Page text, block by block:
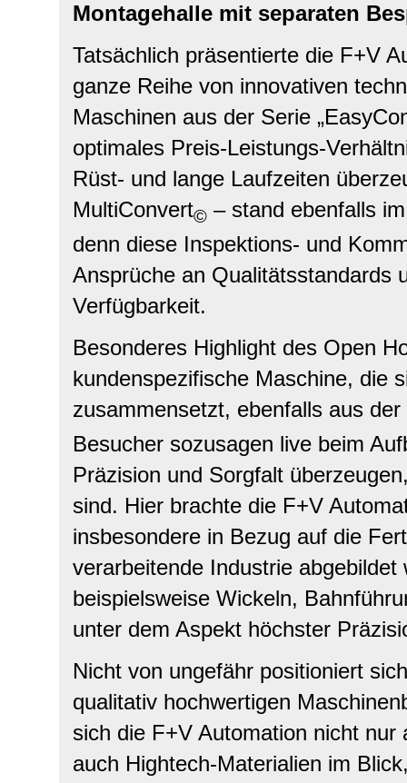
Montagehalle mit separaten
Tatsächlich präsentierte die F+V
ganze Reihe von innovativen
Maschinen aus der Serie
optimales Preis-Leistungs-
Rüst- und lange Laufzeiten
MultiConvert© – stand ebenfalls
denn diese Inspektions- und
Ansprüche an Qualitätsstandards
Verfügbarkeit.
Besonderes Highlight des Open
kundenspezifische Maschine, die
zusammensetzt, ebenfalls aus
Besucher sozusagen live beim
Präzision und Sorgfalt
sind. Hier brachte die F+V
insbesondere in Bezug auf die
verarbeitende Industrie
beispielsweise Wickeln,
unter dem Aspekt höchster
Nicht von ungefähr positioniert
qualitativ hochwertigen
sich die F+V Automation nicht
auch Hightech-Materialien im